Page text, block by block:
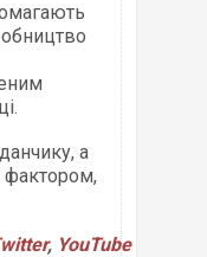
а
фактором,
, YouTube